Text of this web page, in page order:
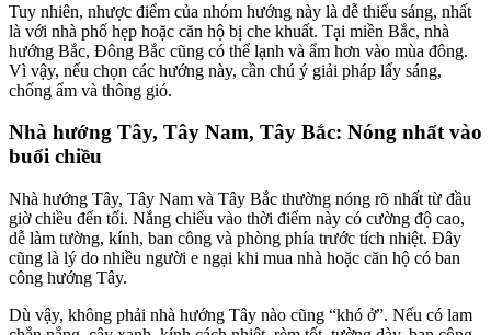
Tuy nhiên, nhược điểm của nhóm hướng này là dễ thiếu sáng, nhất
là với nhà phố hẹp hoặc căn hộ bị che khuất. Tại miền Bắc, nhà
hướng Bắc, Đông Bắc cũng có thể lạnh và ẩm hơn vào mùa đông.
Vì vậy, nếu chọn các hướng này, cần chú ý giải pháp lấy sáng,
chống ẩm và thông gió.
Nhà hướng Tây, Tây Nam, Tây Bắc: Nóng nhất vào
buổi chiều
Nhà hướng Tây, Tây Nam và Tây Bắc thường nóng rõ nhất từ đầu
giờ chiều đến tối. Nắng chiếu vào thời điểm này có cường độ cao,
dễ làm tường, kính, ban công và phòng phía trước tích nhiệt. Đây
cũng là lý do nhiều người e ngại khi mua nhà hoặc căn hộ có ban
công hướng Tây.
Dù vậy, không phải nhà hướng Tây nào cũng “khó ở”. Nếu có lam